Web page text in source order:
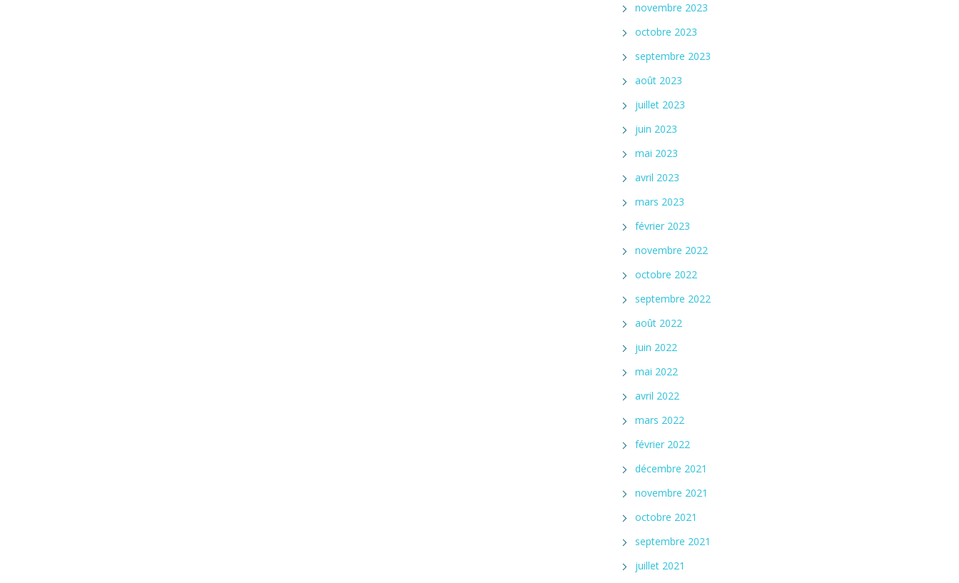
novembre 2023
octobre 2023
septembre 2023
août 2023
juillet 2023
juin 2023
mai 2023
avril 2023
mars 2023
février 2023
novembre 2022
octobre 2022
septembre 2022
août 2022
juin 2022
mai 2022
avril 2022
mars 2022
février 2022
décembre 2021
novembre 2021
octobre 2021
septembre 2021
juillet 2021